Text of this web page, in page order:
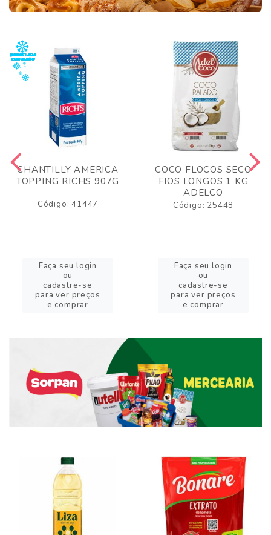
CHANTILLY AMERICA
TOPPING RICHS 907G
Código: 41447
Faça seu login
ou
cadastre-se
para ver preços
e comprar
COCO FLOCOS SECO
FIOS LONGOS 1 KG
ADELCO
Código: 25448
Faça seu login
ou
cadastre-se
para ver preços
e comprar